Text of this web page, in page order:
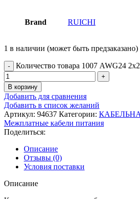
Brand RUICHI
1 в наличии (может быть предзаказано)
Количество товара 1007 AWG24
В корзину
Добавить для сравнения
Добавить в список желаний
Артикул: 94637 Категории:
Межплатные кабели питания
Поделиться:
Описание
Отзывы (0)
Условия поставки
Описание